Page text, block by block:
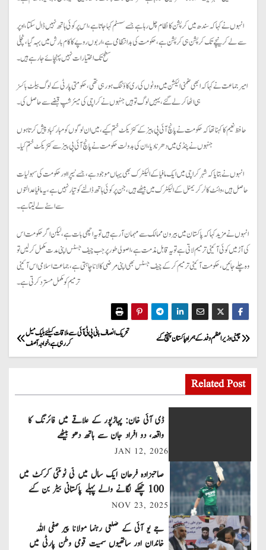
انہوں نے کہا کہ سندھ میں کرپشن کا نظام چل رہا ہے جسے سسٹم کہا جاتا ہے، اس پر کوئی ہاتھ نہیں ڈال سکتا، اوپر
سے لے کر نیچے تک کرپشن ہی کرپشن ہے، حکومت کی بدانتظامی ہے، اربوں روپے کا کام بارش میں بہہ گیا، نچلی
سطح تک اختیارات نہیں پہنچائے جارہے ہیں۔
امیر جماعت نے کہا کہ ابھی ضمنی الیکشن میں ووٹوں کی ری کاؤنٹگ ہورہی تھی، حکومتی پارٹی کے لوگ بیلٹ باکسز
ہی اٹھا کر لے گئے، یہیں لوگ تو ہیں جنہوں نے کراچی کی میئرشپ قبضے سے حاصل کی۔
حافظ نعیم کا کہنا تھا کہ حکومت نے پانچ آئی پی پیز کے کنٹریکٹ ختم کیے، میں ان لوگوں کو مبارکباد پیش کرتا ہوں
جنہوں نے پنڈی میں دھرنا دیا، ان کی بدولت حکومت نے پانچ آئی پی پیز سے کنٹریکٹ ختم کیا۔
انہوں نے بتایا کہ شہر کراچی میں ایک مافیا کے الیکٹرک بھی یہاں موجود ہے، جسے نیپرا اور حکومت کی سہولیات
حاصل ہیں، وائٹ کالر کریمنل کے الیکٹرک میں بیٹھے ہیں، جن پر کوئی ہاتھ ڈالنے کو تیار نہیں ہے، یہ مافیا عدالتوں
سے اسٹے لے لیتا ہے۔
انہوں نے مزید کہا کہ پاکستان میں بیرون ممالک سے مہمان آرہے ہیں تو یہ اچھی بات ہے، لیکن اگر حکومت اس
کی آڑ میں کوئی آئینی ترمیم لاتی ہے تو یہ قابل مذمت ہے، اصولی طور پر جب چیف جسٹس اپنی مدت مکمل کرلیں تو
وہ چلے جائیں ، حکومت آئینی ترمیم کرکے چیف جسٹس بھی اپنی مرضی کا لانا چاہتی ہے، جماعت اسلامی اس آئینی
ترمیم کو مکمل مسترد کرتی ہے۔
P
o
s
t
a
v
i
g
تحریک انصاف بانی پی ٹی آئی سے ملاقات کیلئے بلیک میل
کر رہی ہے، خواجہ آصف
چینی وزیراعظم وفد کے ہمراہ پاکستان پہنچ گئے
Related Post
ڈی آئی خان: پہاڑپور کے علاقے میں فائرنگ کا
واقعہ، دو افراد جان سے ہاتھ دھو بیٹھے
JAN 12, 2026
صاحبزادہ فرحان ایک سال میں ٹی ٹوئنٹی کرکٹ میں
100 چھکے لگانے والے پہلے پاکستانی بیٹر بن گئے
NOV 23, 2025
جے یو آئی کے ضلعی رہنما مولانا پیر صفی اللہ
خاندان اور ساتھیوں سمیت قومی وطن پارٹی میں